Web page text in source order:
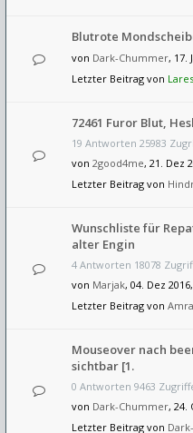
Blutrote
von Dark-Chummer, 17.
Letzter Beitrag von Lares
72461 Furor Blut,
19 Antworten 25983
von 2good4me, 21. Dez
Letzter Beitrag von
Wunschliste für
alter Engin
4 Antworten 18078
von Marjak, 04. Dez
Letzter Beitrag von
Mouseover nach
sichtbar [1.
0 Antworten 9463
von Dark-Chummer, 24.
Letzter Beitrag von